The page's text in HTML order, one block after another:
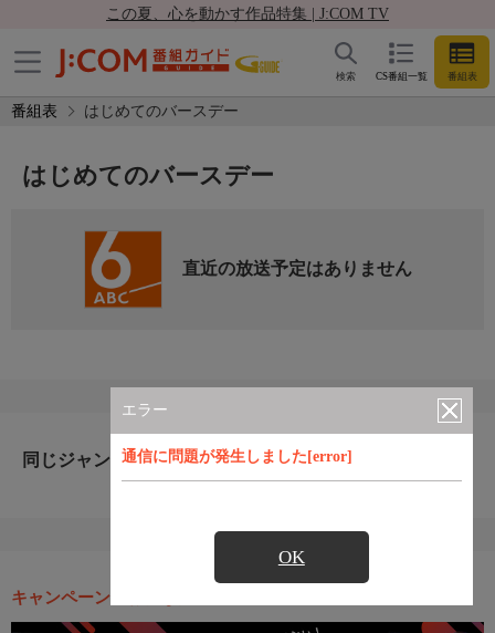
この夏、心を動かす作品特集 | J:COM TV
CS番組一覧 番組表
検索
番組表 はじめてのバースデー
エラー
通信に問題が発生しました[error]
OK
はじめてのバースデー
直近の放送予定はありません
同じジャンルのおすすめ番組
キャンペーン・お得な情報